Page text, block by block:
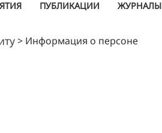
ПУБЛИКАЦИИ ЖУРНАЛЫ
> Информация о персоне